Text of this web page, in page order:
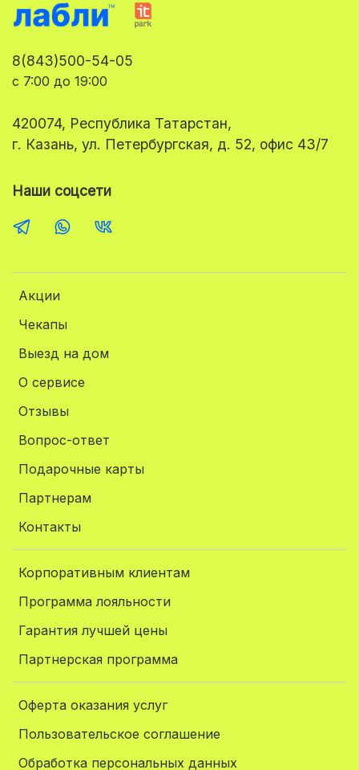
Акции
Чекапы
Выезд на дом
О сервисе
Отзывы
Вопрос-ответ
Подарочные карты
Партнерам
Контакты
Корпоративным клиентам
Программа лояльности
Гарантия лучшей цены
Партнерская программа
Оферта оказания услуг
Пользовательское соглашение
Обработка персональных данных
8(843)500-54-05
с 7:00 до 19:00
420074, Республика Татарстан,
г. Казань, ул. Петербургская, д. 52, офис 43/7
Наши соцсети